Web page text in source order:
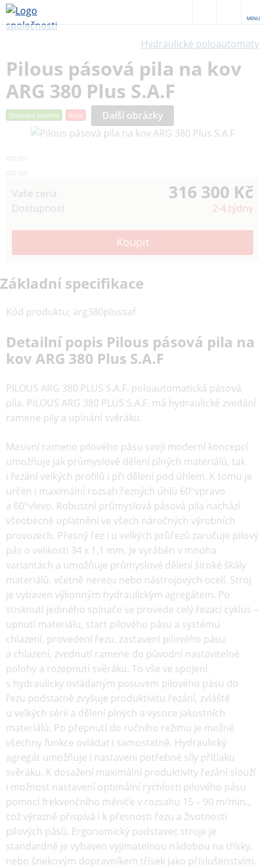
MENU
Hydraulické poloautomaty
Pilous pásová pila na kov
ARG 380 Plus S.A.F
Doprava zdarma Akce Další obrázky
Vaše cena 316 300 Kč
Dostupnost 2-4.týdny
Základní specifikace
Kód produktu: arg380plussaf
Detailní popis Pilous pásová pila na
kov ARG 380 Plus S.A.F
PILOUS ARG 380 PLUS S.A.F. poloautomatická pásová
pila. PILOUS ARG 380 PLUS S.A.F. má hydraulické zvedání
ramene pily a upínání svěráku.
Masivní rameno pilového pásu svojí moderní koncepcí
umožňuje jak průmyslové dělení plných materiálů, tak
i řezání velkých profilů i při dělení pod úhlem. K tomu je
určen i maximální rozsah řezných úhlů 60°vpravo
a 60°vlevo. Robustní průmyslová pásová pila nachází
všeobecné uplatnění ve všech náročných výrobních
provozech. Přesný řez i u velkých průřezů zaručuje pilový
pás o velikosti 34 x 1,1 mm. Je vyráběn v mnoha
variantách a umožňuje průmyslové dělení široké škály
materiálů, včetně nerezu nebo nástrojových ocelí. Stroj
je vybaven výkonným hydraulickým agregátem. Po
stisknutí jediného spínače se provede celý řezací cyklus –
upnutí materiálu, start pilového pásu a systému
chlazení, provedení řezu, zastavení pilového pásu
a chlazení, zvednutí ramene do původní nastavitelné
polohy a rozepnutí svěráku. To vše ve spojení
s hydraulicky ovládaným posuvem pilového pásu do
řezu podstatně zvyšuje produktivitu řezání, zvláště
u velkých sérií a dělení plných a vysoce jakostních
materiálů. Po přepnutí do ručního režimu je možné
všechny funkce ovládat i samostatně. Hydraulický
agregát umožňuje i nastaveni potřebné síly přítlaku
svěráku. K dosažení maximální produktivity řezání slouží
i možnost nastavení optimální rychlosti pilového pásu
pomocí frekvenčního měniče v rozsahu 15 – 90 m/min.,
což výrazně přispívá i k přesnosti řezu a životnosti
pilových pásů. Ergonomický podstavec stroje je
standardně je vybaven vyjímatelnou nádobou na třísky,
nebo šnekovým dopravníkem třísek jako příslušenstvím.